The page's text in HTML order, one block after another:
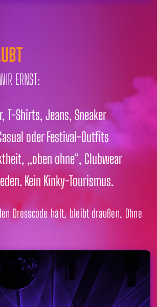
ERNST:
T-Shirts, Jeans, Sneaker
oder Festival-Outfits
„oben ohne“, Clubwear
Kein Kinky-Tourismus.
Dresscode hält, bleibt draußen. Ohne